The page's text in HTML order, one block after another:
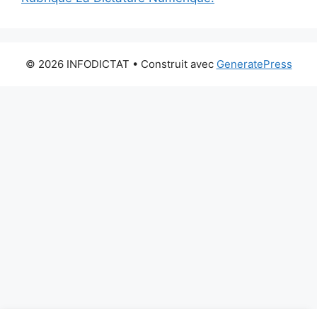
© 2026 INFODICTAT • Construit avec GeneratePress